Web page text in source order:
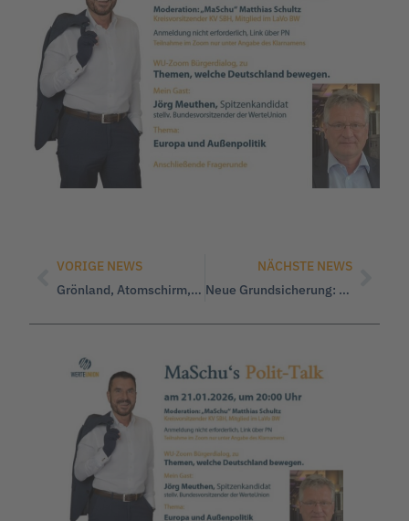
VORIGE NEWS
Grönland, Atomschirm, Truppenfantasien… Sicherheit braucht Maß, Recht und Freiheit, keine Eskalationspolitik
NÄCHSTE NEWS
Neue Grundsicherung: Zurück in die Zukunft: Warum sich Leistung endlich wirklich wieder lohnen muss